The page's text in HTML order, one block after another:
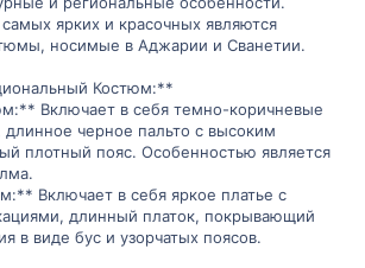
ярких и красочных являются
носимые в Аджарии и Сванетии.
Костюм:**
Включает в себя темно-коричневые
черное пальто с высоким
плотный пояс. Особенностью является
Включает в себя яркое платье с
длинный платок, покрывающий
в виде бус и узорчатых поясов.